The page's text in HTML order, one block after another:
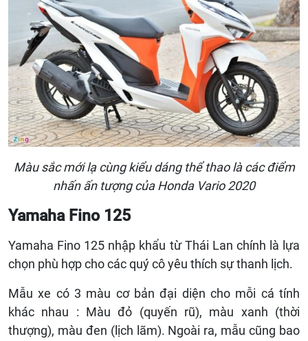
Màu sắc mới lạ cùng kiểu dáng thể thao là các điểm
nhấn ấn tượng của Honda Vario 2020
Yamaha Fino 125
Yamaha Fino 125 nhập khẩu từ Thái Lan chính là lựa
chọn phù hợp cho các quý cô yêu thích sự thanh lịch.
Mẫu xe có 3 màu cơ bản đại diện cho mỗi cá tính
khác nhau : Màu đỏ (quyến rũ), màu xanh (thời
thượng), màu đen (lịch lãm). Ngoài ra, mẫu cũng bao